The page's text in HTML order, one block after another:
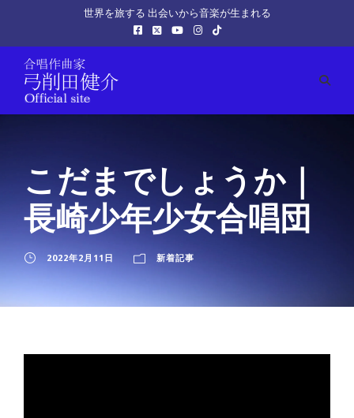
世界を旅する 出会いから音楽が生まれる
こだまでしょうか｜
長崎少年少女合唱団
2022年2月11日 新着記事